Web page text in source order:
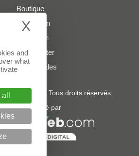
Boutique
Présentation
Plan du site
Nous contacter
Mentions légales
lettres.fr
. Tous droits réservés.
service édité par
and
what
X Hide cookie